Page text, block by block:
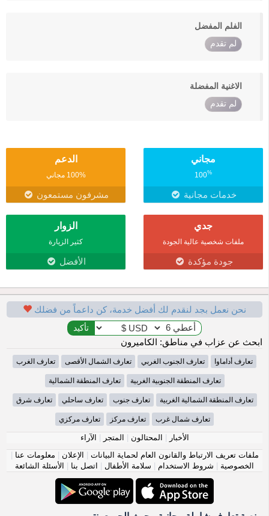
الفلم المفضل
لم تقدم
الاغنية المفضلة
لم تقدم
مجاني
100%
خدمات مجانية
الدعم
100% مجاني
مشرفون مستمعون
جدي
ملفات شخصية عالية الجودة
جودة مؤكدة
الزوار
كثير الزيارة
الأفضل
نحن نعمل بجد لنقدم لك أفضل خدمة، كن داعماً من فضلك
ابحث عن عزاب في مناطق: الكاميرون
تعارف أداماوا تعارف الجنوب الغربي تعارف الشمال الأقصى تعارف الغرب
تعارف المنطقة الجنوبية الغربية تعارف المنطقة الشمالية
تعارف المنطقة الشمالية الغربية تعارف جنوب تعارف ساحلي تعارف شرق
تعارف شمال غرب تعارف مركز تعارف مركزي
الأخبار | المحتالون | المتجر | الآراء
ملفات تعريف الارتباط والقانون العام لحماية البيانات | الإعلان | معلومات عنا |
الخصوصية | شروط الاستخدام | سلامة الأطفال | اتصل بنا | الأسئلة الشائعة